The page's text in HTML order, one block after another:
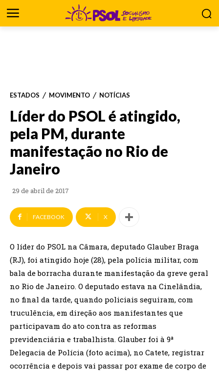
ESTADOS MOVIMENTO NOTÍCIAS
Líder do PSOL é atingido,
pela PM, durante
manifestação no Rio de
Janeiro
29 de abril de 2017
FACEBOOK X
O líder do PSOL na Câmara, deputado Glauber Braga
(RJ), foi atingido hoje (28), pela polícia militar, com
bala de borracha durante manifestação da greve geral
no Rio de Janeiro. O deputado estava na Cinelândia,
no final da tarde, quando policiais seguiram, com
truculência, em direção aos manifestantes que
participavam do ato contra as reformas
previdenciária e trabalhista. Glauber foi à 9ª
Delegacia de Polícia (foto acima), no Catete, registrar
ocorrência e depois vai passar por exame de corpo de